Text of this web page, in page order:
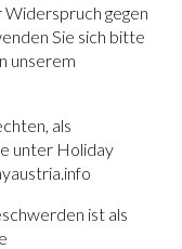
gegen
Sie sich bitte
unserem
als
unter Holiday
ist als